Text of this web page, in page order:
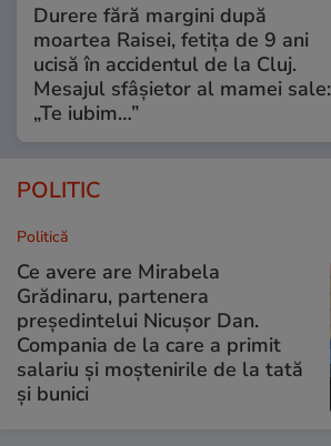
Durere fără margini după
moartea Raisei, fetița de 9 ani
ucisă în accidentul de la Cluj.
Mesajul sfâșietor al mamei sale:
„Te iubim…”
POLITIC
Politică
Ce avere are Mirabela
Grădinaru, partenera
președintelui Nicușor Dan.
Compania de la care a primit
salariu și moștenirile de la tată
și bunici